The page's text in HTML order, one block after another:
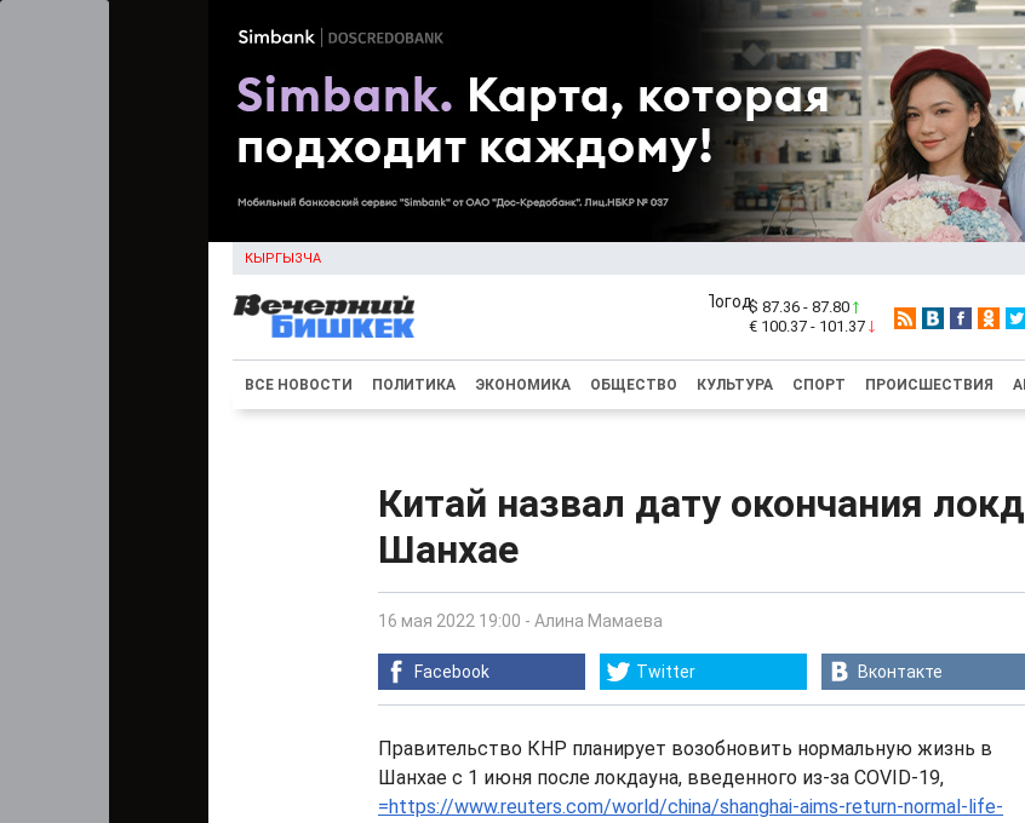
КЫРГЫЗЧА
$ 87.36 - 87.80
€ 100.37 - 101.37
ВСЕ НОВОСТИ ПОЛИТИКА ЭКОНОМИКА ОБЩЕСТВО КУЛЬТУРА СПОРТ ПРОИСШЕСТВИЯ
Китай назвал дату окончания
Шанхае
16 мая 2022 19:00 - Алина Мамаева
Facebook Twitter Вконтакте
Правительство КНР планирует возобновить нормальную жизнь в
Шанхае с 1 июня после локдауна, введенного из-за COVID-19,
=https://www.reuters.com/world/china/shanghai-aims-return-normal-life-